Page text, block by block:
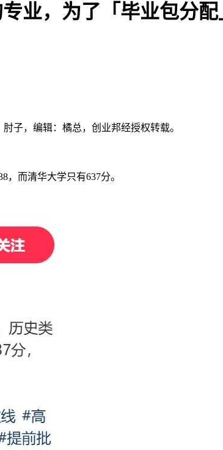
业，为了「毕业包分
子，编辑：橘总，创业邦经授权转载。
而清华大学只有637分。